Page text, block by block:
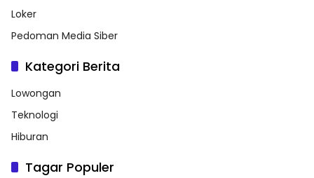
Loker
Pedoman Media Siber
Kategori Berita
Lowongan
Teknologi
Hiburan
Tagar Populer